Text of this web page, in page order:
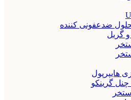
ضدعفونی کننده
و گریل
هایپرپول
چنل گرینکو